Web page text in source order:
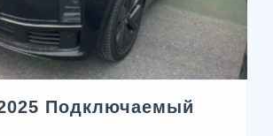
Подключаемый